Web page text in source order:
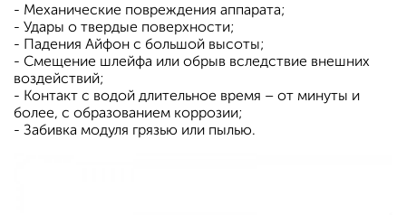
- Механические повреждения аппарата;
- Удары о твердые поверхности;
- Падения Айфон с большой высоты;
- Смещение шлейфа или обрыв вследствие внешних
воздействий;
- Контакт с водой длительное время – от минуты и
более, с образованием коррозии;
- Забивка модуля грязью или пылью.